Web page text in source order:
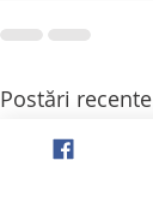
Postări recente